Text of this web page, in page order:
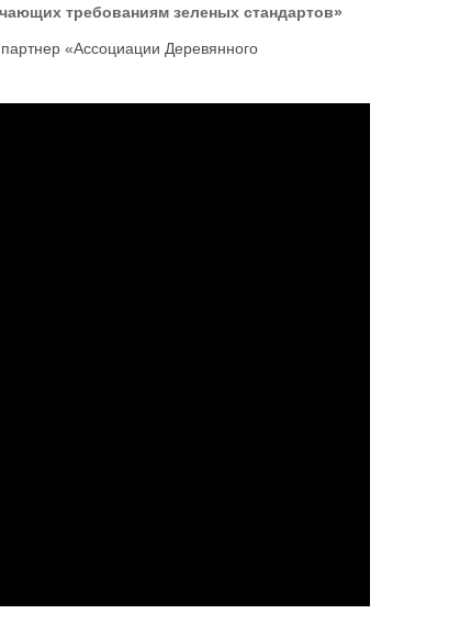
требованиям зеленых стандартов»
«Ассоциации Деревянного